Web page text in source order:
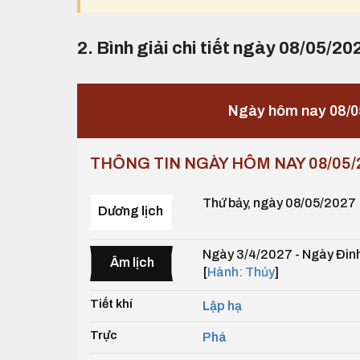
2. Bình giải chi tiết ngày 08/05/
Ngày hôm nay 08/
THÔNG TIN NGÀY HÔM NAY 08/
Dương lịch
Thứ bảy, ngày 08/05/2027
Âm lịch
Ngày 3/4/2027 - Ngày
[Hành: Thủy]
Tiết khí Lập hạ
Trực Phá